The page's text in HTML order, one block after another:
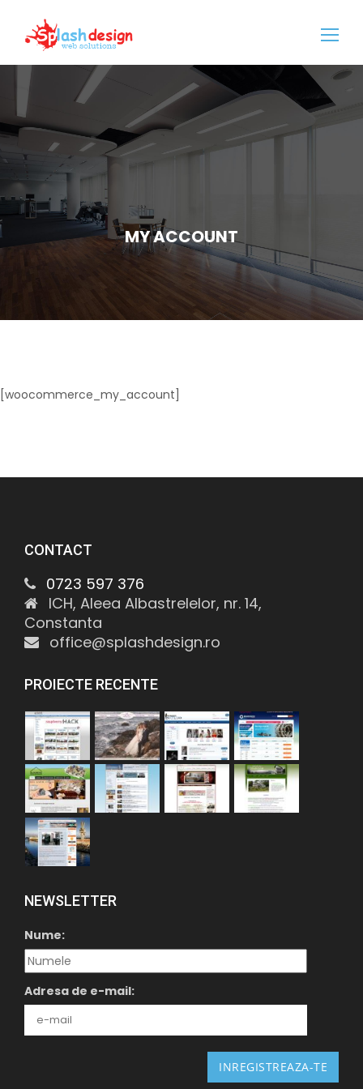
MY ACCOUNT
[woocommerce_my_account]
CONTACT
0723 597 376
ICH, Aleea Albastrelelor, nr. 14,
Constanta
office@splashdesign.ro
PROIECTE RECENTE
NEWSLETTER
Nume:
Adresa de e-mail: